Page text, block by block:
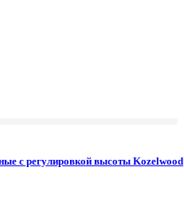
с регулировкой высоты Kozelwood